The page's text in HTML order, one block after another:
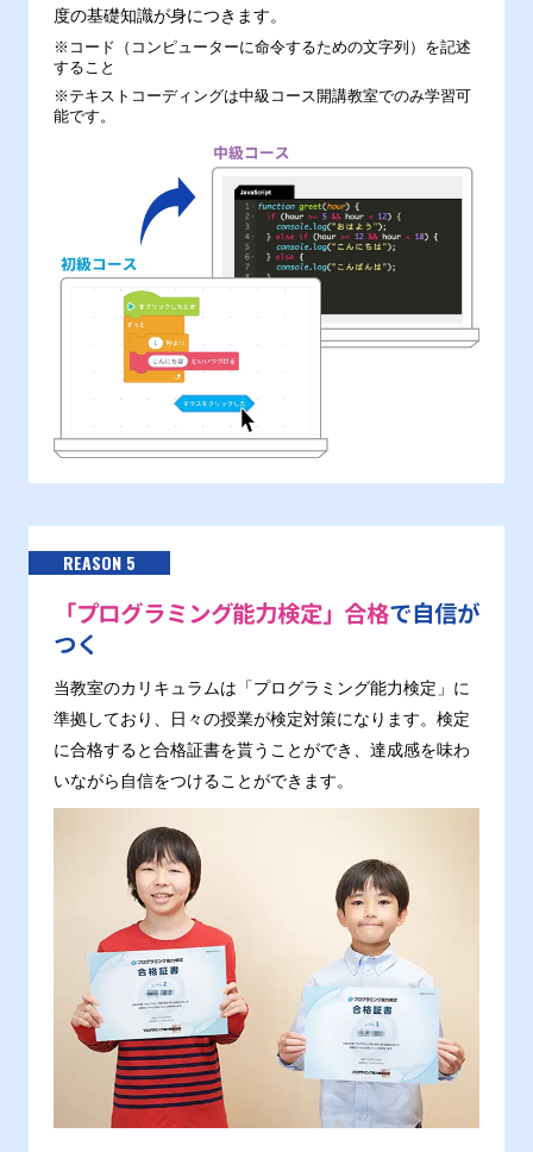
度の基礎知識が身につきます。
※コード（コンピューターに命令するための文字列）を記述
すること
※テキストコーディングは中級コース開講教室でのみ学習可
能です。
REASON 5
「プログラミング能力検定」合格で自信が
つく
当教室のカリキュラムは「プログラミング能力検定」に
準拠しており、日々の授業が検定対策になります。検定
に合格すると合格証書を貰うことができ、達成感を味わ
いながら自信をつけることができます。